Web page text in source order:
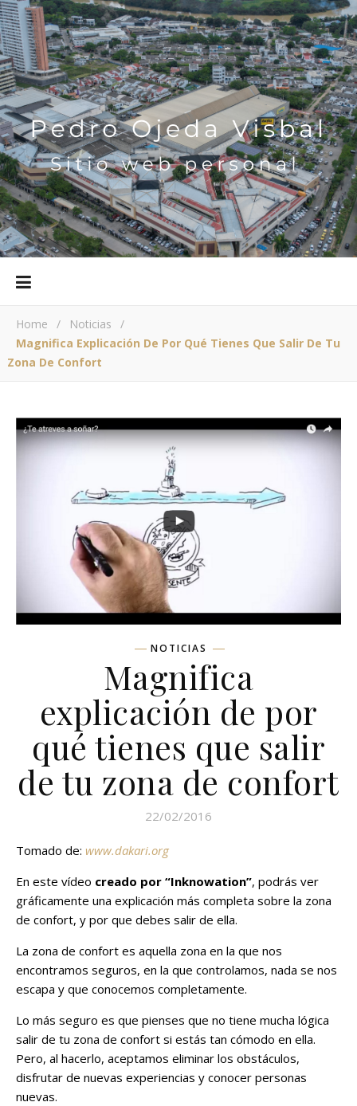
Home / Noticias
/
Magnifica Explicación De Por Qué Tienes Que Salir De Tu
Zona De Confort
NOTICIAS
Magnifica
explicación de por
qué tienes que salir
de tu zona de confort
22/02/2016
Tomado de: www.dakari.org
En este vídeo creado por “Inknowation”, podrás ver
gráficamente una explicación más completa sobre la zona
de confort, y por que debes salir de ella.
La zona de confort es aquella zona en la que nos
encontramos seguros, en la que controlamos, nada se nos
escapa y que conocemos completamente.
Lo más seguro es que pienses que no tiene mucha lógica
salir de tu zona de confort si estás tan cómodo en ella.
Pero, al hacerlo, aceptamos eliminar los obstáculos,
disfrutar de nuevas experiencias y conocer personas
nuevas.